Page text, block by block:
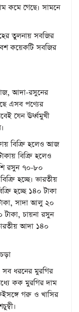
কমে গেছে। সামনে
তুলনায় সবজির
কয়েকটি সবজির
আদা-রসুনের
এসব পণ্যের
যেন ঊর্ধ্বমুখী
বিক্রি হলেও আজ
বিক্রি হলেও
রসুন ৭০-৮০
হচ্ছে। ভারতীয়
হচ্ছে ১৪০ টাকা
সাদা আলু ২০
চায়না রসুন
আদা ১৪০
সব ধরনের মুরগির
কক মুরগির দাম
গরু ও খাসির